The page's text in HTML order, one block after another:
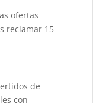
ofertas
reclamar 15
de
con